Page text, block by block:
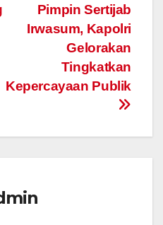
Pimpin Sertijab
Irwasum, Kapolri
Gelorakan
Tingkatkan
Kepercayaan Publik